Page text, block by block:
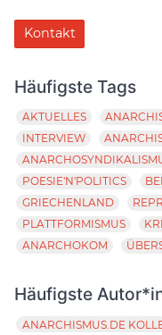
Kontakt
Häufigste Tags
AKTUELLES
INTERVIEW
POESIE'N'POLITICS
GRIECHENLAND
PLATTFORMISMUS
ANARCHOKOM
Häufigste
ANARCHISMUS.DE